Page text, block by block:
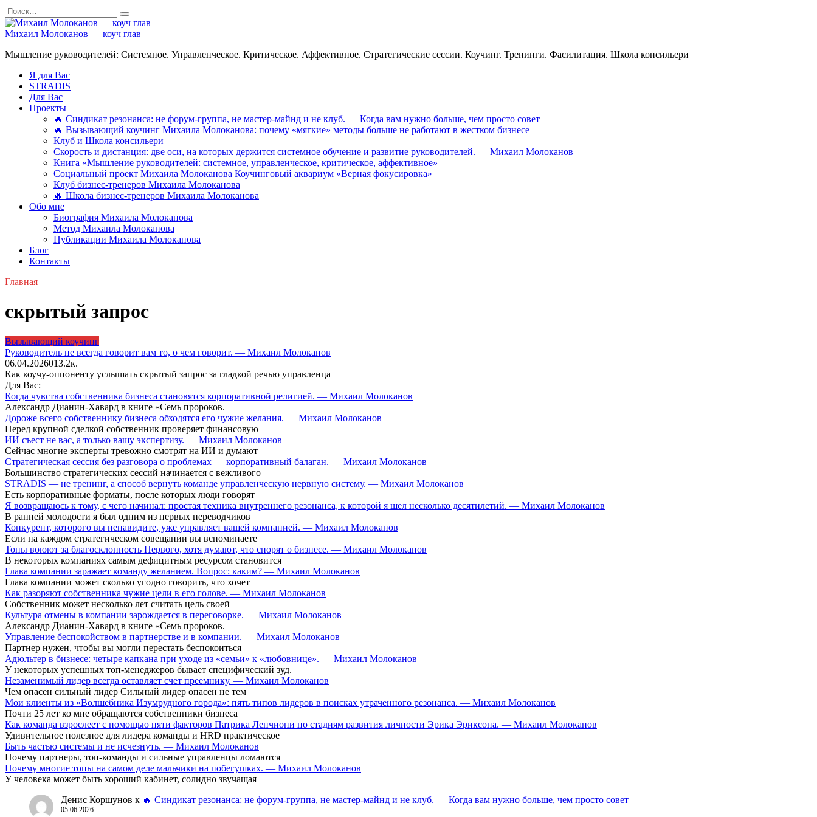
Перейти
к
содержанию
Search
for:
Михаил Молоканов — коуч глав
Мышление руководителей: Системное. Управленческое. Критическое. Аффективное. Стратегические сессии. Коучинг. Тренинги. Фасилитация. Школа консильери
Я для Вас
STRADIS
Для Вас
Проекты
🔥 Синдикат резонанса: не форум-группа, не мастер-майнд и не клуб. — Когда вам нужно больше, чем просто совет
🔥 Вызывающий коучинг Михаила Молоканова: почему «мягкие» методы больше не работают в жестком бизнесе
Клуб и Школа консильери
Скорость и дистанция: две оси, на которых держится системное обучение и развитие руководителей. — Михаил Молоканов
Книга «Мышление руководителей: системное, управленческое, критическое, аффективное»
Социальный проект Михаила Молоканова Коучинговый аквариум «Верная фокусировка»
Клуб бизнес-тренеров Михаила Молоканова
🔥 Школа бизнес-тренеров Михаила Молоканова
Обо мне
Биография Михаила Молоканова
Метод Михаила Молоканова
Публикации Михаила Молоканова
Блог
Контакты
Главная
скрытый запрос
Вызывающий коучинг
Руководитель не всегда говорит вам то, о чем говорит. — Михаил Молоканов
06.04.2026013.2к.
Как коучу-оппоненту услышать скрытый запрос за гладкой речью управленца
Для Вас:
Когда чувства собственника бизнеса становятся корпоративной религией. — Михаил Молоканов
Александр Дианин-Хавард в книге «Семь пророков.
Дороже всего собственнику бизнеса обходятся его чужие желания. — Михаил Молоканов
Перед крупной сделкой собственник проверяет финансовую
ИИ съест не вас, а только вашу экспертизу. — Михаил Молоканов
Сейчас многие эксперты тревожно смотрят на ИИ и думают
Стратегическая сессия без разговора о проблемах — корпоративный балаган. — Михаил Молоканов
Большинство стратегических сессий начинается с вежливого
STRADIS — не тренинг, а способ вернуть команде управленческую нервную систему. — Михаил Молоканов
Есть корпоративные форматы, после которых люди говорят
Я возвращаюсь к тому, с чего начинал: простая техника внутреннего резонанса, к которой я шел несколько десятилетий. — Михаил Молоканов
В ранней молодости я был одним из первых переводчиков
Конкурент, которого вы ненавидите, уже управляет вашей компанией. — Михаил Молоканов
Если на каждом стратегическом совещании вы вспоминаете
Топы воюют за благосклонность Первого, хотя думают, что спорят о бизнесе. — Михаил Молоканов
В некоторых компаниях самым дефицитным ресурсом становится
Глава компании заражает команду желанием. Вопрос: каким? — Михаил Молоканов
Глава компании может сколько угодно говорить, что хочет
Как разоряют собственника чужие цели в его голове. — Михаил Молоканов
Собственник может несколько лет считать цель своей
Культура отмены в компании зарождается в переговорке. — Михаил Молоканов
Александр Дианин-Хавард в книге «Семь пророков.
Управление беспокойством в партнерстве и в компании. — Михаил Молоканов
Партнер нужен, чтобы вы могли перестать беспокоиться
Адюльтер в бизнесе: четыре капкана при уходе из «семьи» к «любовнице». — Михаил Молоканов
У некоторых успешных топ-менеджеров бывает специфический зуд.
Незаменимый лидер всегда оставляет счет преемнику. — Михаил Молоканов
Чем опасен сильный лидер Сильный лидер опасен не тем
Мои клиенты из «Волшебника Изумрудного города»: пять типов лидеров в поисках утраченного резонанса. — Михаил Молоканов
Почти 25 лет ко мне обращаются собственники бизнеса
Как команда взрослеет с помощью пяти факторов Патрика Ленчиони по стадиям развития личности Эрика Эриксона. — Михаил Молоканов
Удивительное полезное для лидера команды и HRD практическое
Быть частью системы и не исчезнуть. — Михаил Молоканов
Почему партнеры, топ-команды и сильные управленцы ломаются
Почему многие топы на самом деле мальчики на побегушках. — Михаил Молоканов
У человека может быть хороший кабинет, солидно звучащая
Денис Коршунов к 🔥 Синдикат резонанса: не форум-группа, не мастер-майнд и не клуб. — Когда вам нужно больше, чем просто совет
05.06.2026